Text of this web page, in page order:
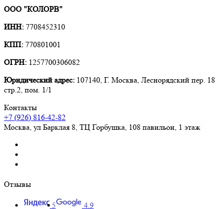
ООО "КОЛОРВ"
ИНН: 7708452310
КПП: 770801001
ОГРН: 1257700306082
Юридический адрес: 107140, Г. Москва, Леснорядский пер. 18
стр.2, пом. 1/1
Контакты
+7 (926) 816-42-82
Москва, ул Барклая 8, ТЦ Горбушка, 108 павильон, 1 этаж
Отзывы
5 4.9